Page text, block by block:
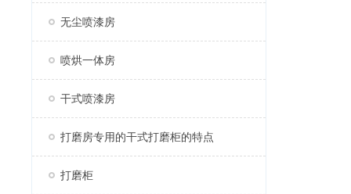
无尘喷漆房
喷烘一体房
干式喷漆房
打磨房专用的干式打磨柜的特点
打磨柜